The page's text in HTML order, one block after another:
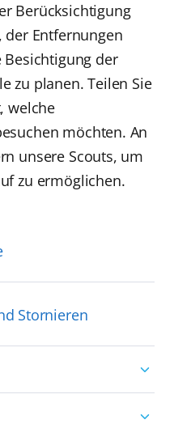
Berücksichtigung
der Entfernungen
Besichtigung der
zu planen. Teilen Sie
welche
möchten. An
unsere Scouts, um
zu ermöglichen.
sind
aber in
sodass dort
die
Optionen bieten
Stornieren
Reise bis kurz